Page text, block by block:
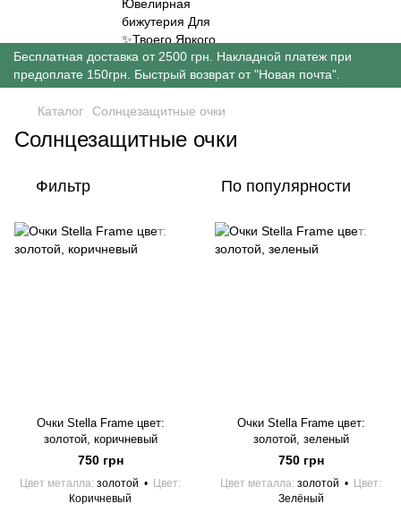
Бесплатная доставка от 2500 грн. Накладной платеж при
предоплате 150грн. Быстрый возврат от "Новая почта".
Каталог Солнцезащитные очки
Солнцезащитные очки
Фильтр По популярности
Очки Stella Frame цвет:
золотой, коричневый
750 грн
Цвет металла золотой
Цвет
Коричневый
Очки Stella Frame цвет:
золотой, зеленый
750 грн
Цвет металла золотой
Цвет
Зелёный